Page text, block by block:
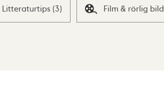
Litteraturtips (3) Film & rörlig bild